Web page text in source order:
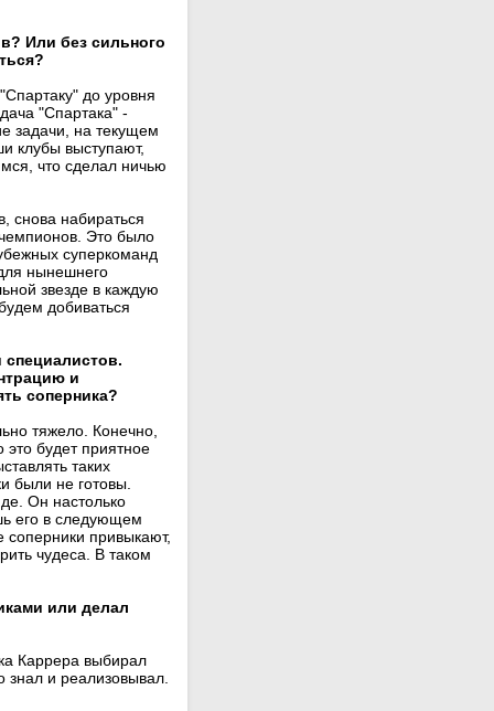
Или без сильного
до уровня
"Спартака" -
задачи, на текущем
клубы выступают,
что сделал ничью
снова набираться
Это было
суперкоманд
нынешнего
звезде в каждую
добиваться
и
соперника?
тяжело. Конечно,
будет приятное
таких
были не готовы.
Он настолько
его в следующем
соперники привыкают,
чудеса. В таком
или делал
Каррера выбирал
и реализовывал.